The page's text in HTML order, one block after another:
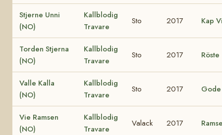
Stjerne Unni
(NO)
Kallblodig
Travare
Sto 2017 Kap
Torden Stjerna
(NO)
Kallblodig
Travare
Sto 2017
Valle Kalla
(NO)
Kallblodig
Travare
Sto 2017
Vie Ramsen
(NO)
Kallblodig
Travare
Valack 2017